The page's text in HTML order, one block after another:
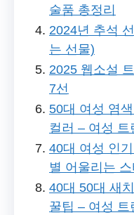
술품 총정리
2024년 추석
는 선물)
2025 웹소설
7선
50대 여성 염
컬러 – 여성 트
40대 여성 인
별 어울리는
40대 50대 새
꿀팁 – 여성 트